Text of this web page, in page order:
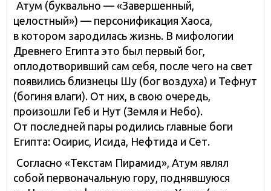
Атум (буквально — «Завершенный,
целостный») — персонификация Хаоса,
в котором зародилась жизнь. В мифологии
Древнего Египта это был первый бог,
оплодотворивший сам себя, после чего на свет
появились близнецы Шу (бог воздуха) и Тефнут
(богиня влаги). От них, в свою очередь,
произошли Геб и Нут (Земля и Небо).
От последней пары родились главные боги
Египта: Осирис, Исида, Нефтида и Сет.
Согласно «Текстам Пирамид», Атум являл
собой первоначальную гору, поднявшуюся